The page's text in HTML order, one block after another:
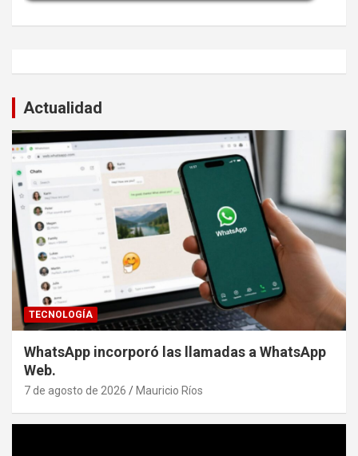
Actualidad
TECNOLOGÍA
WhatsApp incorporó las llamadas a WhatsApp
Web.
7 de agosto de 2026 Mauricio Ríos